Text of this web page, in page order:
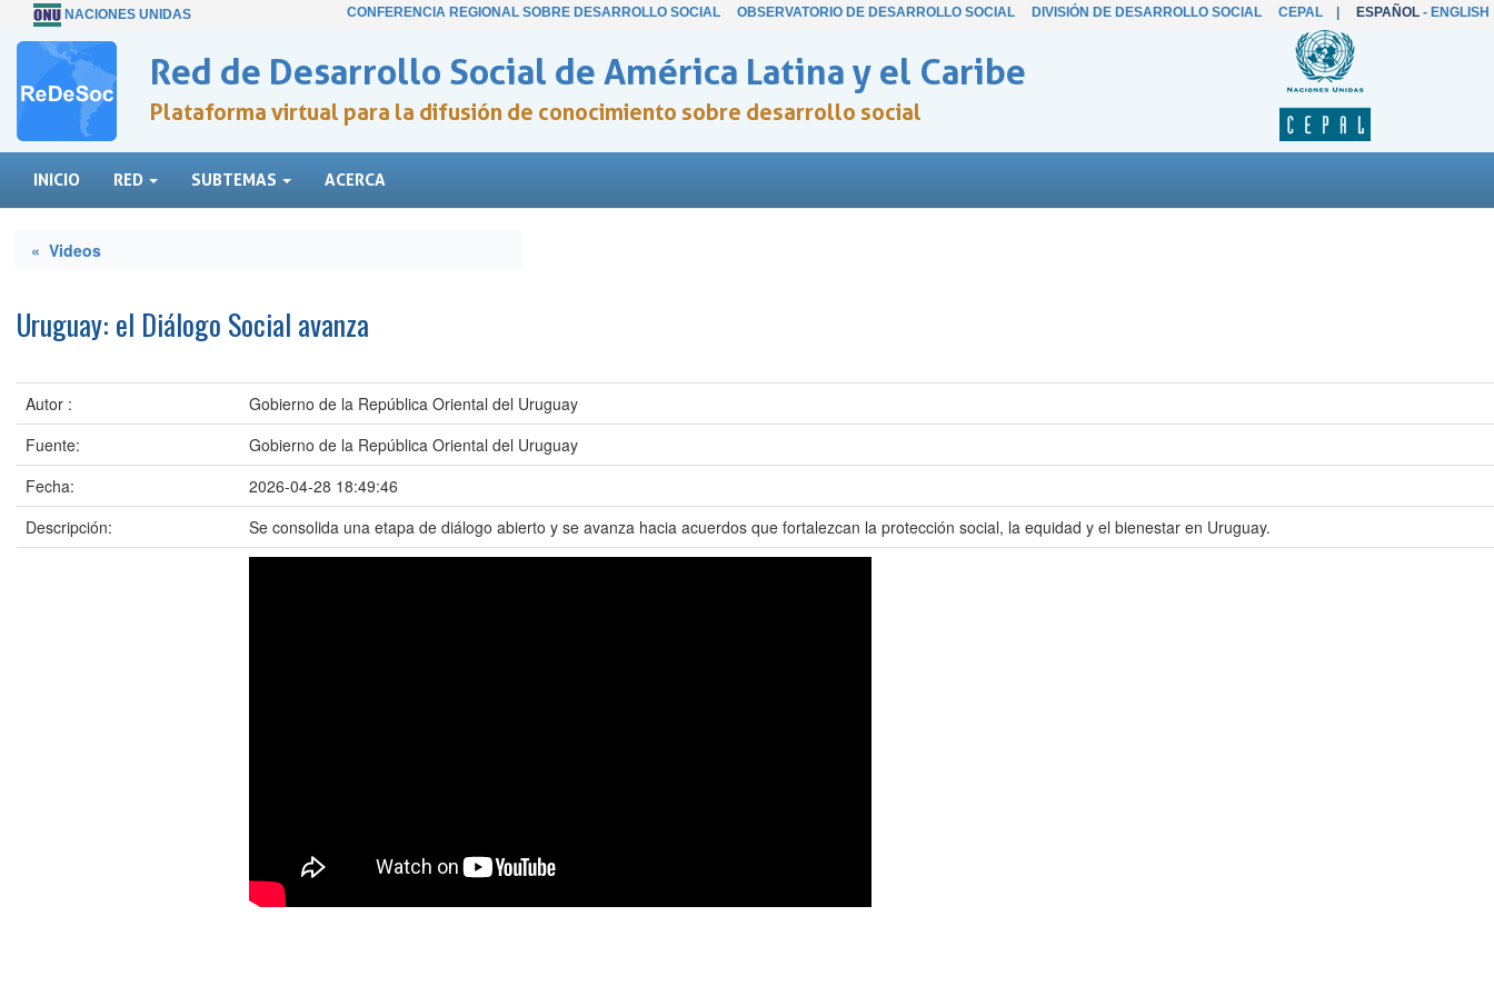
NACIONES UNIDAS CONFERENCIA REGIONAL SOBRE DESARROLLO SOCIAL OBSERVATORIO DE DESARROLLO SOCIAL DIVISIÓN DE DESARROLLO SOCIAL CEPAL| ESPAÑOL- ENGLISH
Red de Desarrollo Social de América Latina y el Caribe
Plataforma virtual para la difusión de conocimiento sobre desarrollo social
INICIO RED SUBTEMAS ACERCA
« Videos
Uruguay: el Diálogo Social avanza
Autor :
Gobierno de la República Oriental del Uruguay
Fuente:
Gobierno de la República Oriental del Uruguay
Fecha:
2026-04-28 18:49:46
Descripción:
Se consolida una etapa de diálogo abierto y se avanza hacia acuerdos que fortalezcan la protección social, la equidad y el bienestar en Uruguay.